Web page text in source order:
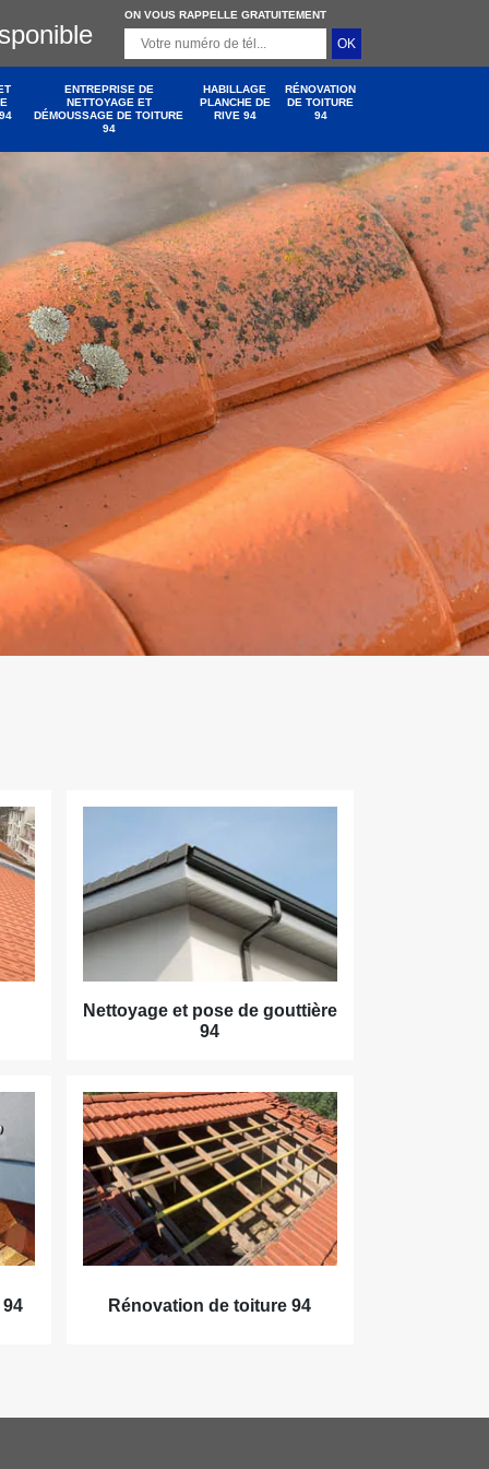
ON VOUS RAPPELLE GRATUITEMENT
ENTREPRISE DE
NETTOYAGE ET
DÉMOUSSAGE DE TOITURE
94
HABILLAGE
PLANCHE DE
RIVE 94
RÉNOVATION
DE TOITURE
94
Nettoyage et pose de gouttière
94
Rénovation de toiture 94